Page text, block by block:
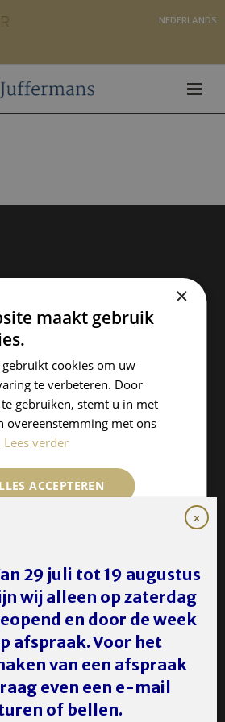
NEDERLANDS
IS:
63
29 juli tot 19 augustus
wij alleen op zaterdag
en door de week
afspraak. Voor het
van een afspraak
even een e-mail
of bellen.
×
maakt gebruik
gebruikt cookies om uw
te verbeteren. Door
gebruiken, stemt u in met
overeenstemming met ons
Lees verder
ACCEPTEREN